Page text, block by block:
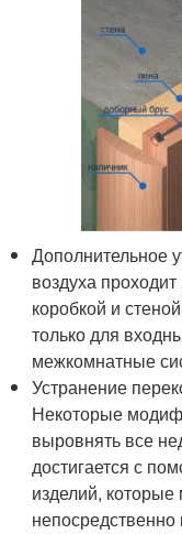
Дополнительное
воздуха
коробкой и
только для
межкомнатные
Устранение
Некоторые
выровнять все
достигается с
изделий, которые